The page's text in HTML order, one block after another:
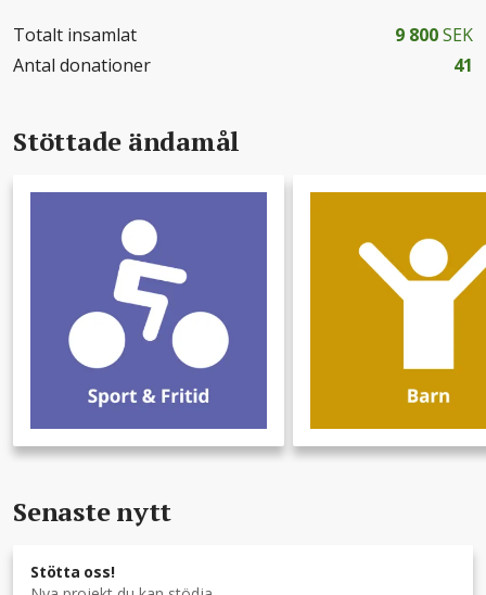
Totalt insamlat 9 800SEK
Antal donationer
41
Stöttade ändamål
Senaste nytt
Stötta oss!